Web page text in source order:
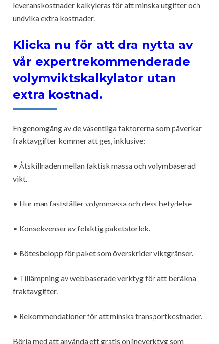
leveranskostnader kalkyleras för att minska utgifter och
undvika extra kostnader.
Klicka nu för att dra nytta av
vår expertrekommenderade
volymviktskalkylator utan
extra kostnad.
En genomgång av de väsentliga faktorerna som påverkar
fraktavgifter kommer att ges, inklusive:
• Åtskillnaden mellan faktisk massa och volymbaserad
vikt.
• Hur man fastställer volymmassa och dess betydelse.
• Konsekvenser av felaktig paketstorlek.
• Bötesbelopp för paket som överskrider viktgränser.
• Tillämpning av webbaserade verktyg för att beräkna
fraktavgifter.
• Rekommendationer för att minska transportkostnader.
Börja med att använda ett gratis onlineverktyg som